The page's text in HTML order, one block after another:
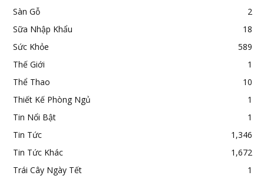
Sàn Gỗ
2
Sữa Nhập Khẩu
18
Sức Khỏe
589
Thế Giới
1
Thể Thao
10
Thiết Kế Phòng Ngủ
1
Tin Nổi Bật
1
Tin Tức
1,346
Tin Tức Khác
1,672
Trái Cây Ngày Tết
1